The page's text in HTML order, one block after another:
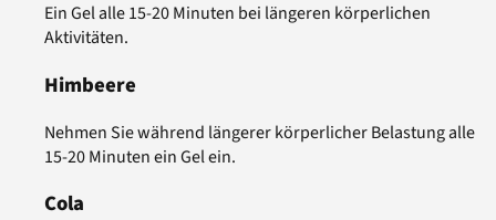
Ein Gel alle 15-20 Minuten bei längeren körperlichen
Aktivitäten.
Himbeere
Nehmen Sie während längerer körperlicher Belastung alle
15-20 Minuten ein Gel ein.
Cola